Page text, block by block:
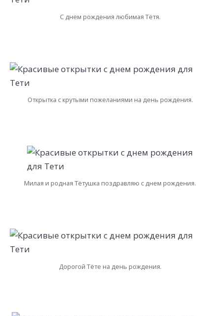
С днем рождения любимая Тётя.
Открытка с крутыми пожеланиями на день рождения.
Милая и родная Тётушка поздравляю с днем рождения.
Дорогой Тёте на день рождения.